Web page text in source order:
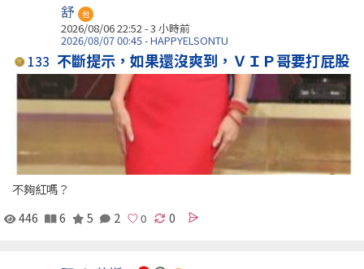
舒 包
2026/08/06 22:52 -3 小時前
2026/08/07 00:45 - HAPPYELSONTU
133 不斷提示，如果還沒爽到，ＶＩＰ哥要打屁股
不夠紅嗎？
446
6 5 2 0